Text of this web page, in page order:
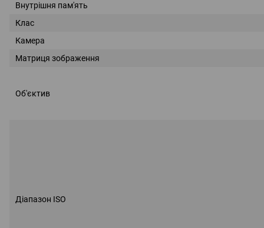
Внутрішня пам'ять
Клас
Камера
Матриця зображення
Об'єктив
Діапазон ISO